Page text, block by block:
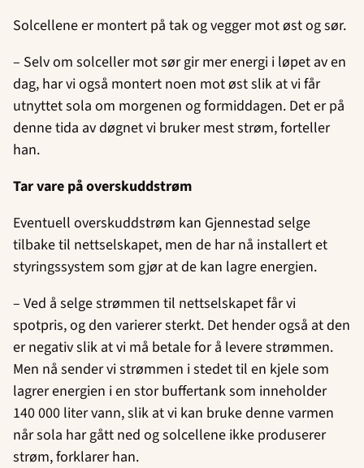
Solcellene er montert på tak og vegger mot øst og sør.
– Selv om solceller mot sør gir mer energi i løpet av en
dag, har vi også montert noen mot øst slik at vi får
utnyttet sola om morgenen og formiddagen. Det er på
denne tida av døgnet vi bruker mest strøm, forteller
han.
Tar vare på overskuddstrøm
Eventuell overskuddstrøm kan Gjennestad selge
tilbake til nettselskapet, men de har nå installert et
styringssystem som gjør at de kan lagre energien.
– Ved å selge strømmen til nettselskapet får vi
spotpris, og den varierer sterkt. Det hender også at den
er negativ slik at vi må betale for å levere strømmen.
Men nå sender vi strømmen i stedet til en kjele som
lagrer energien i en stor buffertank som inneholder
140 000 liter vann, slik at vi kan bruke denne varmen
når sola har gått ned og solcellene ikke produserer
strøm, forklarer han.